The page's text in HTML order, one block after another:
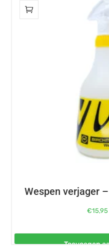
Wespen verjager
€15,95
Toevoegen